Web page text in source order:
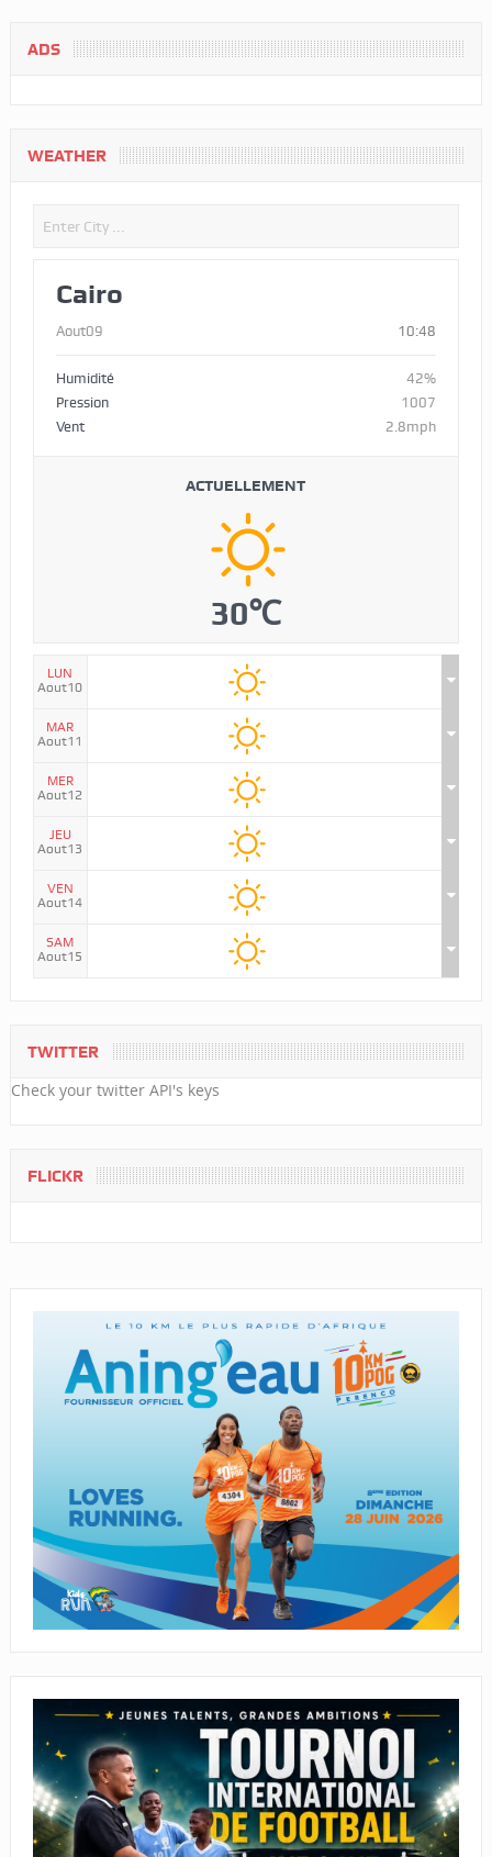
ADS
WEATHER
Cairo
Aout09 10:48
Humidité
42%
Pression
1007
Vent
2.8mph
ACTUELLEMENT
30℃
LUN
Aout10
MAR
Aout11
MER
Aout12
JEU
Aout13
VEN
Aout14
SAM
Aout15
TWITTER
Check your twitter API's keys
FLICKR